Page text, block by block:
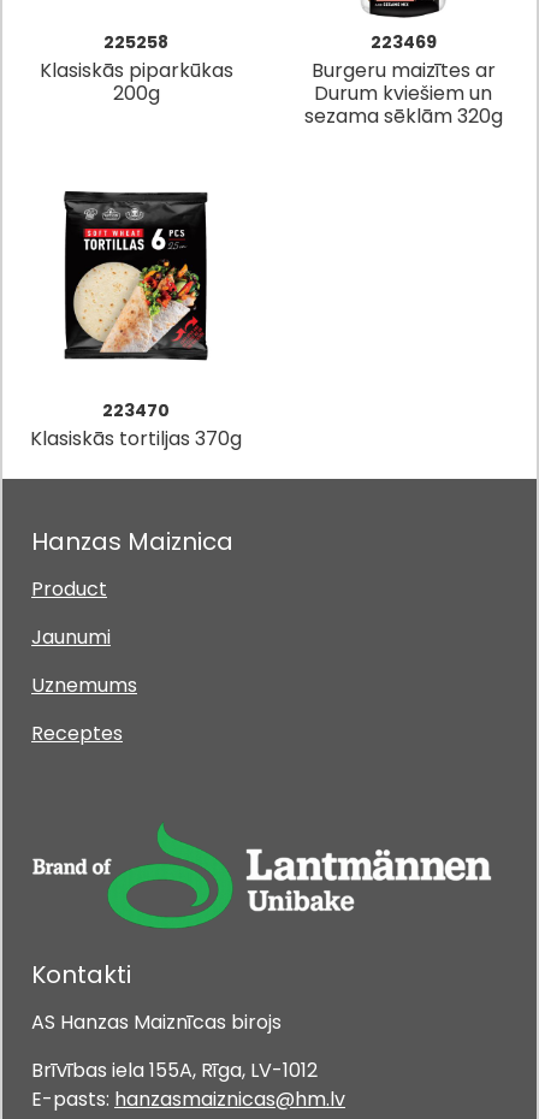
225258
Klasiskās piparkūkas
200g
223469
Burgeru maizītes ar
Durum kviešiem un
sezama sēklām 320g
223470
Klasiskās tortiljas 370g
Hanzas Maiznica
Product
Jaunumi
Uznemums
Receptes
Kontakti
AS Hanzas Maiznīcas birojs
Brīvības iela 155A, Rīga, LV-1012
E-pasts: hanzasmaiznicas@hm.lv